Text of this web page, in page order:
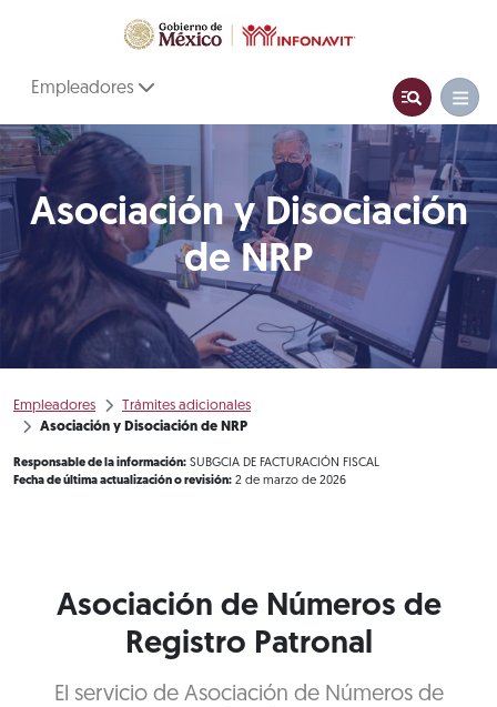
Empleadores
Asociación y Disociación
de NRP
Empleadores
Trámites adicionales
Asociación y Disociación de NRP
Responsable de la información: SUBGCIA DE FACTURACIÓN FISCAL
Fecha de última actualización o revisión: 2 de marzo de 2026
Asociación de Números de
Registro Patronal
El servicio de Asociación de Números de